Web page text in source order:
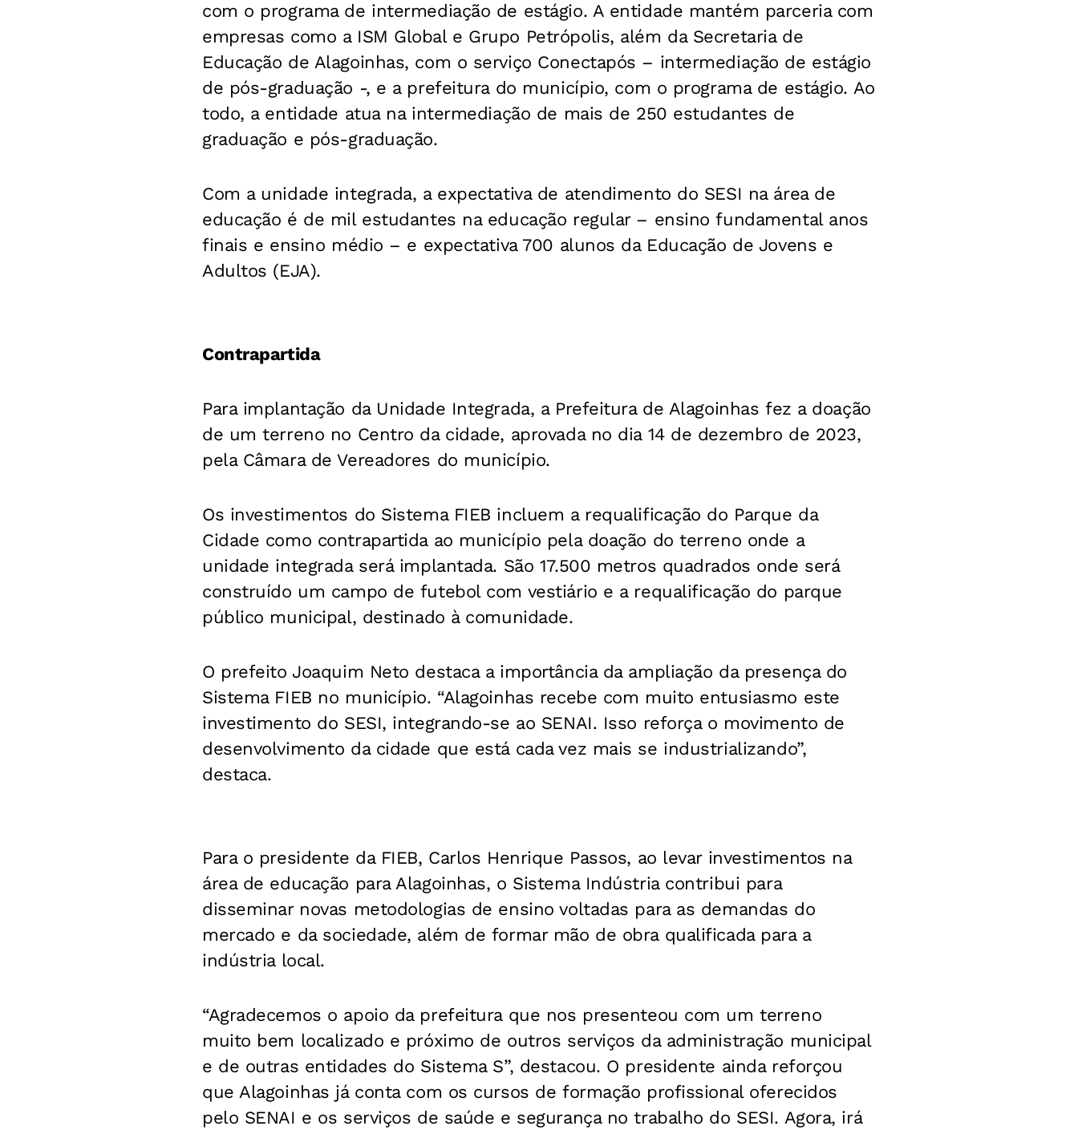
com o programa de intermediação de estágio. A entidade mantém parceria com
empresas como a ISM Global e Grupo Petrópolis, além da Secretaria de
Educação de Alagoinhas, com o serviço Conectapós – intermediação de estágio
de pós-graduação -, e a prefeitura do município, com o programa de estágio. Ao
todo, a entidade atua na intermediação de mais de 250 estudantes de
graduação e pós-graduação.
Com a unidade integrada, a expectativa de atendimento do SESI na área de
educação é de mil estudantes na educação regular – ensino fundamental anos
finais e ensino médio – e expectativa 700 alunos da Educação de Jovens e
Adultos (EJA).
Contrapartida
Para implantação da Unidade Integrada, a Prefeitura de Alagoinhas fez a doação
de um terreno no Centro da cidade, aprovada no dia 14 de dezembro de 2023,
pela Câmara de Vereadores do município.
Os investimentos do Sistema FIEB incluem a requalificação do Parque da
Cidade como contrapartida ao município pela doação do terreno onde a
unidade integrada será implantada. São 17.500 metros quadrados onde será
construído um campo de futebol com vestiário e a requalificação do parque
público municipal, destinado à comunidade.
O prefeito Joaquim Neto destaca a importância da ampliação da presença do
Sistema FIEB no município. “Alagoinhas recebe com muito entusiasmo este
investimento do SESI, integrando-se ao SENAI. Isso reforça o movimento de
desenvolvimento da cidade que está cada vez mais se industrializando”,
destaca.
Para o presidente da FIEB, Carlos Henrique Passos, ao levar investimentos na
área de educação para Alagoinhas, o Sistema Indústria contribui para
disseminar novas metodologias de ensino voltadas para as demandas do
mercado e da sociedade, além de formar mão de obra qualificada para a
indústria local.
“Agradecemos o apoio da prefeitura que nos presenteou com um terreno
muito bem localizado e próximo de outros serviços da administração municipal
e de outras entidades do Sistema S”, destacou. O presidente ainda reforçou
que Alagoinhas já conta com os cursos de formação profissional oferecidos
pelo SENAI e os serviços de saúde e segurança no trabalho do SESI. Agora, irá